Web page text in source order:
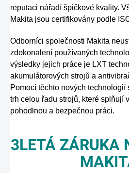
reputaci nářadí špičkové kvality.
Makita jsou certifikovány podle
Odborníci společnosti Makita
zdokonalení používaných
výsledky jejich práce je LXT
akumulátorových strojů a
Pomocí těchto nových technologií
trh celou řadu strojů, které splňují
pohodlnou a bezpečnou práci.
3LETÁ ZÁRUKA